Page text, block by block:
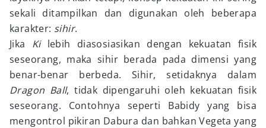
sekali ditampilkan dan digunakan oleh beberapa
karakter: sihir.
Jika Ki lebih diasosiasikan dengan kekuatan fisik
seseorang, maka sihir berada pada dimensi yang
benar-benar berbeda. Sihir, setidaknya dalam
Dragon Ball, tidak dipengaruhi oleh kekuatan fisik
seseorang. Contohnya seperti Babidy yang bisa
mengontrol pikiran Dabura dan bahkan Vegeta yang